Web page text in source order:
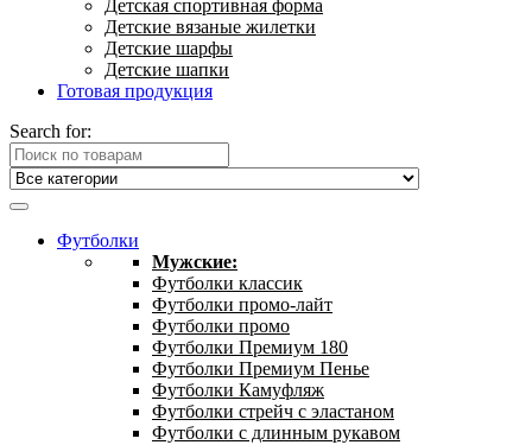
Детская спортивная форма
Детские вязаные жилетки
Детские шарфы
Детские шапки
Готовая продукция
Search for:
Футболки
Мужские:
Футболки классик
Футболки промо-лайт
Футболки промо
Футболки Премиум 180
Футболки Премиум Пенье
Футболки Камуфляж
Футболки стрейч с эластаном
Футболки с длинным рукавом